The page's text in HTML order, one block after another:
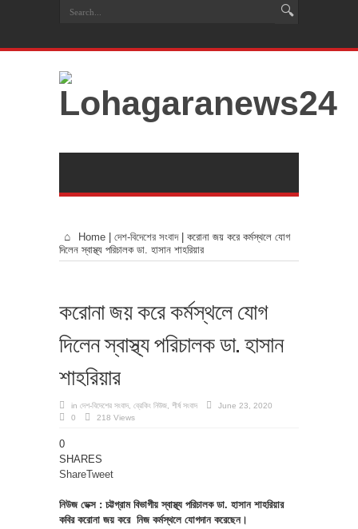
Home দেশ-বিদেশের সংবাদ
করোনা জয় করে কর্মস্থলে যোগ
দিলেন স্বাস্থ্য পরিচালক ডা. হাসান শাহরিয়ার
করোনা জয় করে কর্মস্থলে যোগ
দিলেন স্বাস্থ্য পরিচালক ডা. হাসান
শাহরিয়ার
in দেশ-বিদেশের সংবাদ ব্রেকিং নিউজ শীর্ষ সংবাদ
June 23, 2020
0
218 Views
0
SHARES
ShareTweet
নিউজ ডেক্স : চট্টগ্রাম বিভাগীয় স্বাস্থ্য পরিচালক ডা. হাসান শাহরিয়ার
কবির করোনা জয় করে নিজ কর্মস্থলে যোগদান করেছেন।